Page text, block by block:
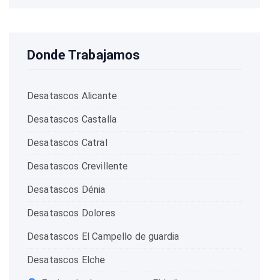
Donde Trabajamos
Desatascos Alicante
Desatascos Castalla
Desatascos Catral
Desatascos Crevillente
Desatascos Dénia
Desatascos Dolores
Desatascos El Campello de guardia
Desatascos Elche